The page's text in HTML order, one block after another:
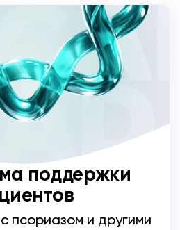
поддержки
псориазом и другими